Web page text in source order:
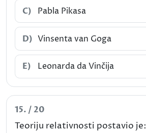
C) Pabla Pikasa
D) Vinsenta van Goga
E) Leonarda da Vinčija
15. / 20
Teoriju relativnosti postavio je: